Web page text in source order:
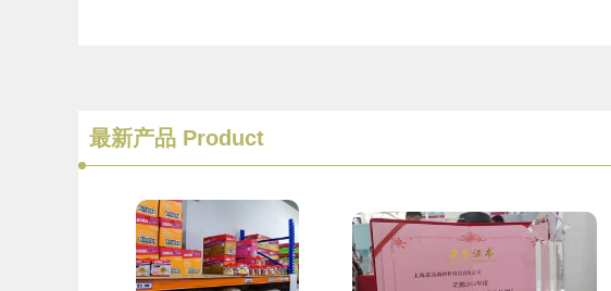
最新产品 Product